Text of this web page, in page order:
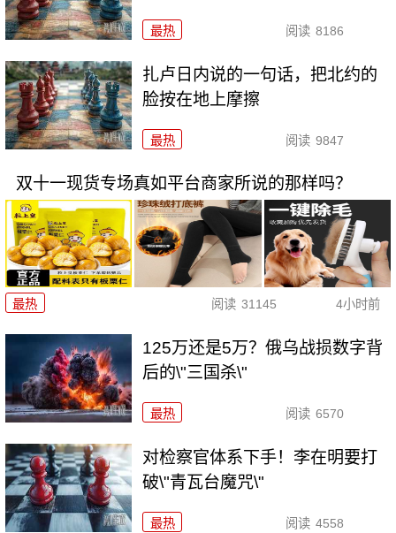
最热 阅读 8186
扎卢日内说的一句话，把北约的
脸按在地上摩擦
最热 阅读 9847
双十一现货专场真如平台商家所说的那样吗？
最热 阅读 31145 4小时前
125万还是5万？俄乌战损数字背
后的\"三国杀\"
最热 阅读 6570
对检察官体系下手！李在明要打
破\"青瓦台魔咒\"
最热 阅读 4558